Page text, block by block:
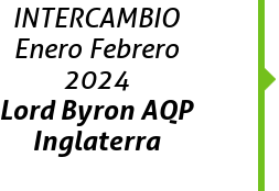
INTERCAMBIO
Enero Febrero
2024
Lord Byron AQP
Inglaterra